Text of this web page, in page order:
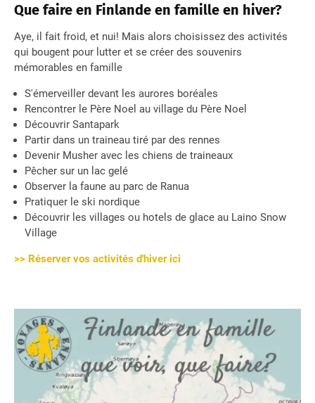
Que faire en Finlande en famille en hiver?
Aye, il fait froid, et nui! Mais alors choisissez des activités
qui bougent pour lutter et se créer des souvenirs
mémorables en famille
S'émerveiller devant les aurores boréales
Rencontrer le Père Noel au village du Père Noel
Découvrir Santapark
Partir dans un traineau tiré par des rennes
Devenir Musher avec les chiens de traineaux
Pêcher sur un lac gelé
Observer la faune au parc de Ranua
Pratiquer le ski nordique
Découvrir les villages ou hotels de glace au Laino Snow
Village
>> Réserver vos activités d'hiver ici